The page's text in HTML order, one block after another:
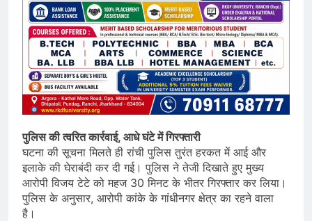
पुलिस की त्वरित कार्रवाई, आधे घंटे में गिरफ्तारी
घटना की सूचना मिलते ही रांची पुलिस तुरंत हरकत में आई और
इलाके की घेराबंदी कर दी गई। पुलिस ने तेजी दिखाते हुए मुख्य
आरोपी विजय टेटे को महज 30 मिनट के भीतर गिरफ्तार कर लिया।
पुलिस के अनुसार, आरोपी कांके के गांधीनगर क्षेत्र का रहने वाला
है।